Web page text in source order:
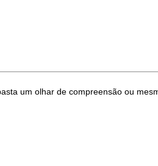
um olhar de compreensão ou